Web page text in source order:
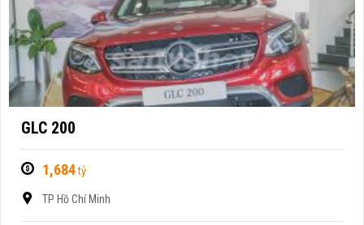
GLC 200
1,684tỷ
TP Hồ Chí Minh